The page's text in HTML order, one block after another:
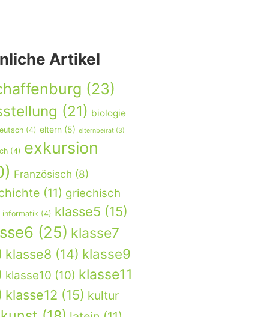
Artikel
(23)
(21) biologie
(4) eltern (5) elternbeirat (3)
(4) exkursion
Französisch (8)
(11) griechisch
informatik (4) klasse5 (15)
(25) klasse7
klasse8 (14) klasse9
klasse10 (10) klasse11
klasse12 (15) kultur